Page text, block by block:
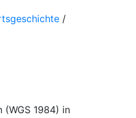
/
(WGS 1984) in